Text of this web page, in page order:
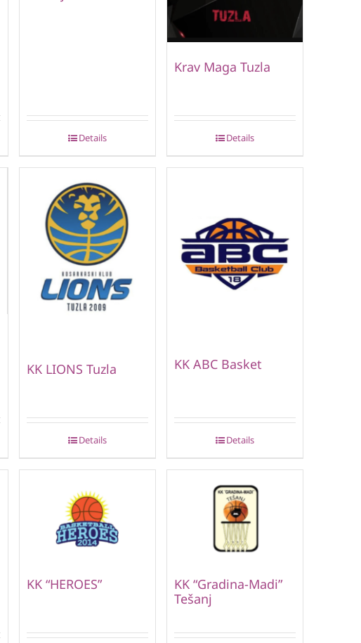
Details
Krav Maga Tuzla
Details
KK LIONS Tuzla
Details
KK ABC Basket
Details
KK “HEROES”
KK “Gradina-Madi”
Tešanj